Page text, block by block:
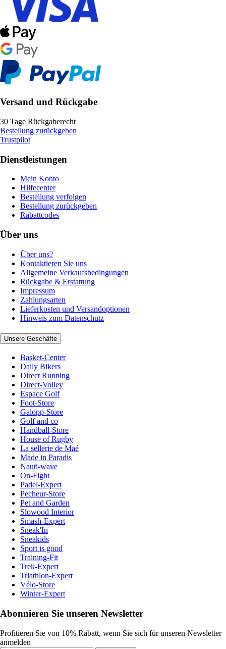
Versand und Rückgabe
30 Tage Rückgaberecht
Bestellung zurückgeben
Trustpilot
Dienstleistungen
Mein Konto
Hilfecenter
Bestellung verfolgen
Bestellung zurückgeben
Rabattcodes
Über uns
Über uns?
Kontaktieren Sie uns
Allgemeine Verkaufsbedingungen
Rückgabe & Erstattung
Impressum
Zahlungsarten
Lieferkosten und Versandoptionen
Hinweis zum Datenschutz
Unsere Geschäfte
Basket-Center
Daily Bikers
Direct Running
Direct-Volley
Espace Golf
Foot-Store
Galopp-Store
Golf and co
Handball-Store
House of Rugby
La sellerie de Maé
Made in Paradis
Nauti-wave
On-Fight
Padel-Expert
Pecheur-Store
Pet and Garden
Slowood Interior
Smash-Expert
Sneak'In
Sneakids
Sport is good
Training-Fit
Trek-Expert
Triathlon-Expert
Vélo-Store
Winter-Expert
Abonnieren Sie unseren Newsletter
Profitieren Sie von 10% Rabatt, wenn Sie sich für unseren Newsletter
anmelden